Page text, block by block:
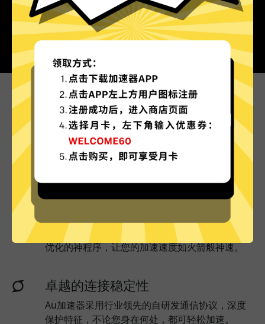
为什么选择Au加速器?
更多服务器地区选择
Au加速器现已拥有超多加速服务器节点，并且还
Au加速器已为所有Au加速器服务器部署实时速度
优化的神程序，让您的加速速度如火箭般神速。
卓越的连接稳定性
Au加速器采用行业领先的自研发通信协议，深度
保护特征，不论您身在何处，都可轻松加速。